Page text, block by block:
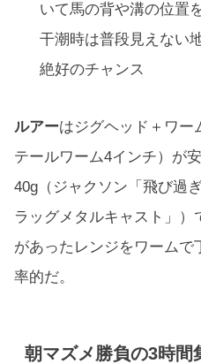
いて馬の背や溝の位置
干潮時は普段見えない
絶好のチャンス
ルアーはジグヘッド＋ワー
テールワーム4インチ）が
40g（ジャクソン「飛び過
ラッグメタルキャスト」
があったレンジをワームで
率的だ。
朝マズメ勝負の3時間